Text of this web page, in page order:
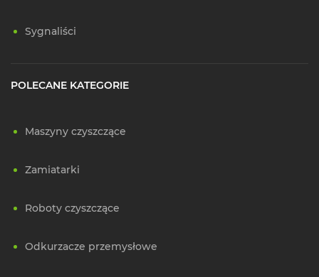
Sygnaliści
POLECANE KATEGORIE
Maszyny czyszczące
Zamiatarki
Roboty czyszczące
Odkurzacze przemysłowe